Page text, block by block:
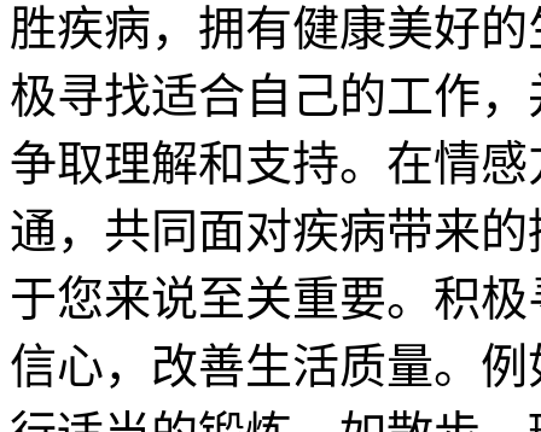
胜疾病，拥有健康美好
极寻找适合自己的工作
争取理解和支持。在情
通，共同面对疾病带来
于您来说至关重要。积
信心，改善生活质量。